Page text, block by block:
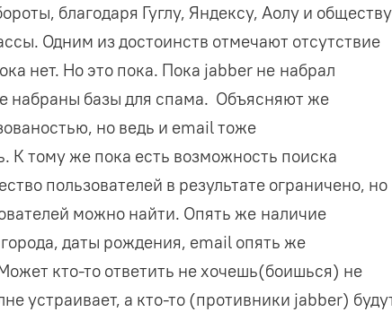
благодаря Гуглу, Яндексу, Аолу и обществу
Одним из достоинств отмечают отсутствие
нет. Но это пока. Пока jabber не набрал
набраны базы для спама. Объясняют же
но ведь и email тоже
К тому же пока есть возможность поиска
пользователей в результате ограничено, но
можно найти. Опять же наличие
даты рождения, email опять же
кто-то ответить не хочешь(боишься) не
устраивает, а кто-то (противники jabber)